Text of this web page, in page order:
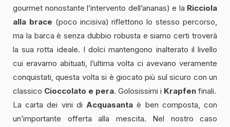
gourmet nonostante l’intervento dell’ananas) e la Ricciola
alla brace (poco incisiva) riflettono lo stesso percorso,
ma la barca è senza dubbio robusta e siamo certi troverà
la sua rotta ideale. I dolci mantengono inalterato il livello
cui eravamo abituati, l’ultima volta ci avevano veramente
conquistati, questa volta si è giocato più sul sicuro con un
classico Cioccolato e pera. Golosissimi i Krapfen finali.
La carta dei vini diAcquasanta è ben composta, con
un’importante offerta alla mescita. Nel nostro caso